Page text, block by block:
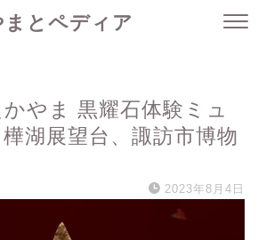
まとペディア
やま 黒耀石体験ミュ
湖展望台、諏訪市博物
2023年8月4日